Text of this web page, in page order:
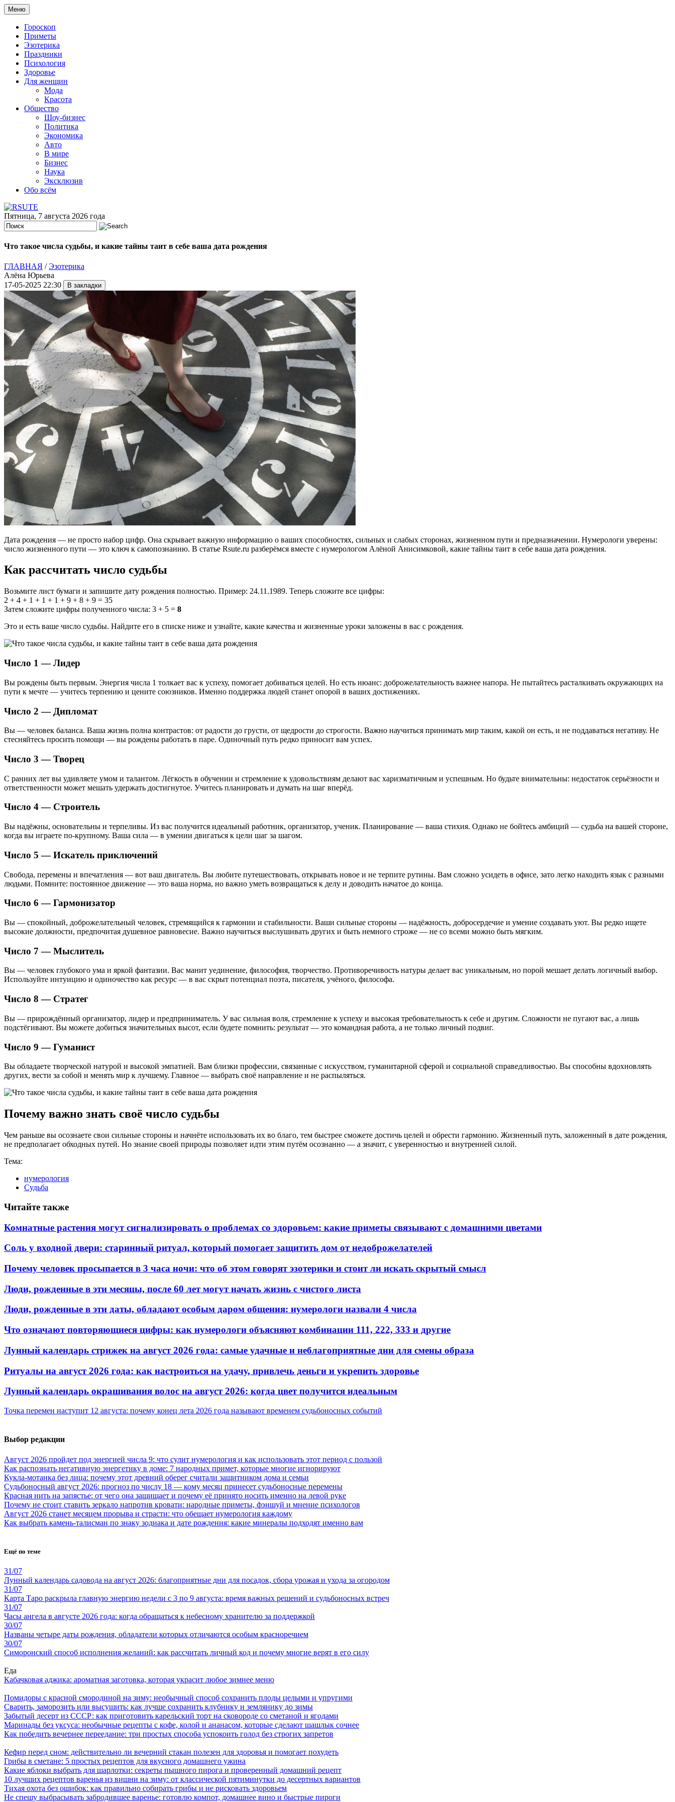
Меню
Гороскоп
Приметы
Эзотерика
Праздники
Психология
Здоровье
Для женщин
Мода
Красота
Общество
Шоу-бизнес
Политика
Экономика
Авто
В мире
Бизнес
Наука
Эксклюзив
Обо всём
Пятница, 7 августа 2026 года
Что такое числа судьбы, и какие тайны таит в себе ваша дата рождения
ГЛАВНАЯ /Эзотерика
Алёна Юрьева
17-05-2025 22:30
Дата рождения — не просто набор цифр. Она скрывает важную информацию о ваших способностях, сильных и слабых сторонах, жизненном пути и предназначении. Нумерологи уверены:
число жизненного пути — это ключ к самопознанию. В статье Rsute.ru разберёмся вместе с нумерологом Алёной Анисимковой, какие тайны таит в себе ваша дата рождения.
Как рассчитать число судьбы
Возьмите лист бумаги и запишите дату рождения полностью. Пример: 24.11.1989. Теперь сложите все цифры:
2 + 4 + 1 + 1 + 1 + 9 + 8 + 9 = 35
Затем сложите цифры полученного числа: 3 + 5 = 8
Это и есть ваше число судьбы. Найдите его в списке ниже и узнайте, какие качества и жизненные уроки заложены в вас с рождения.
Число 1 — Лидер
Вы рождены быть первым. Энергия числа 1 толкает вас к успеху, помогает добиваться целей. Но есть нюанс: доброжелательность важнее напора. Не пытайтесь расталкивать окружающих на
пути к мечте — учитесь терпению и цените союзников. Именно поддержка людей станет опорой в ваших достижениях.
Число 2 — Дипломат
Вы — человек баланса. Ваша жизнь полна контрастов: от радости до грусти, от щедрости до строгости. Важно научиться принимать мир таким, какой он есть, и не поддаваться негативу. Не
стесняйтесь просить помощи — вы рождены работать в паре. Одиночный путь редко приносит вам успех.
Число 3 — Творец
С ранних лет вы удивляете умом и талантом. Лёгкость в обучении и стремление к удовольствиям делают вас харизматичным и успешным. Но будьте внимательны: недостаток серьёзности и
ответственности может мешать удержать достигнутое. Учитесь планировать и думать на шаг вперёд.
Число 4 — Строитель
Вы надёжны, основательны и терпеливы. Из вас получится идеальный работник, организатор, ученик. Планирование — ваша стихия. Однако не бойтесь амбиций — судьба на вашей стороне,
когда вы играете по-крупному. Ваша сила — в умении двигаться к цели шаг за шагом.
Число 5 — Искатель приключений
Свобода, перемены и впечатления — вот ваш двигатель. Вы любите путешествовать, открывать новое и не терпите рутины. Вам сложно усидеть в офисе, зато легко находить язык с разными
людьми. Помните: постоянное движение — это ваша норма, но важно уметь возвращаться к делу и доводить начатое до конца.
Число 6 — Гармонизатор
Вы — спокойный, доброжелательный человек, стремящийся к гармонии и стабильности. Ваши сильные стороны — надёжность, добросердечие и умение создавать уют. Вы редко ищете
высокие должности, предпочитая душевное равновесие. Важно научиться выслушивать других и быть немного строже — не со всеми можно быть мягким.
Число 7 — Мыслитель
Вы — человек глубокого ума и яркой фантазии. Вас манит уединение, философия, творчество. Противоречивость натуры делает вас уникальным, но порой мешает делать логичный выбор.
Используйте интуицию и одиночество как ресурс — в вас скрыт потенциал поэта, писателя, учёного, философа.
Число 8 — Стратег
Вы — прирождённый организатор, лидер и предприниматель. У вас сильная воля, стремление к успеху и высокая требовательность к себе и другим. Сложности не пугают вас, а лишь
подстёгивают. Вы можете добиться значительных высот, если будете помнить: результат — это командная работа, а не только личный подвиг.
Число 9 — Гуманист
Вы обладаете творческой натурой и высокой эмпатией. Вам близки профессии, связанные с искусством, гуманитарной сферой и социальной справедливостью. Вы способны вдохновлять
других, вести за собой и менять мир к лучшему. Главное — выбрать своё направление и не распыляться.
Почему важно знать своё число судьбы
Чем раньше вы осознаете свои сильные стороны и начнёте использовать их во благо, тем быстрее сможете достичь целей и обрести гармонию. Жизненный путь, заложенный в дате рождения,
не предполагает обходных путей. Но знание своей природы позволяет идти этим путём осознанно — а значит, с уверенностью и внутренней силой.
Тема:
нумерология
Судьба
Читайте также
Комнатные растения могут сигнализировать о проблемах со здоровьем: какие приметы связывают с домашними цветами
Соль у входной двери: старинный ритуал, который помогает защитить дом от недоброжелателей
Почему человек просыпается в 3 часа ночи: что об этом говорят эзотерики и стоит ли искать скрытый смысл
Люди, рожденные в эти месяцы, после 60 лет могут начать жизнь с чистого листа
Люди, рожденные в эти даты, обладают особым даром общения: нумерологи назвали 4 числа
Что означают повторяющиеся цифры: как нумерологи объясняют комбинации 111, 222, 333 и другие
Лунный календарь стрижек на август 2026 года: самые удачные и неблагоприятные дни для смены образа
Ритуалы на август 2026 года: как настроиться на удачу, привлечь деньги и укрепить здоровье
Лунный календарь окрашивания волос на август 2026: когда цвет получится идеальным
Точка перемен наступит 12 августа: почему конец лета 2026 года называют временем судьбоносных событий
Выбор редакции
Август 2026 пройдет под энергией числа 9: что сулит нумерология и как использовать этот период с пользой
Как распознать негативную энергетику в доме: 7 народных примет, которые многие игнорируют
Кукла-мотанка без лица: почему этот древний оберег считали защитником дома и семьи
Судьбоносный август 2026: прогноз по числу 18 — кому месяц принесет судьбоносные перемены
Красная нить на запястье: от чего она защищает и почему её принято носить именно на левой руке
Почему не стоит ставить зеркало напротив кровати: народные приметы, фэншуй и мнение психологов
Август 2026 станет месяцем прорыва и страсти: что обещает нумерология каждому
Как выбрать камень-талисман по знаку зодиака и дате рождения: какие минералы подходят именно вам
Ещё по теме
31/07
Лунный календарь садовода на август 2026: благоприятные дни для посадок, сбора урожая и ухода за огородом
31/07
Карта Таро раскрыла главную энергию недели с 3 по 9 августа: время важных решений и судьбоносных встреч
31/07
Часы ангела в августе 2026 года: когда обращаться к небесному хранителю за поддержкой
30/07
Названы четыре даты рождения, обладатели которых отличаются особым красноречием
30/07
Симоронский способ исполнения желаний: как рассчитать личный код и почему многие верят в его силу
Еда
Кабачковая аджика: ароматная заготовка, которая украсит любое зимнее меню
Помидоры с красной смородиной на зиму: необычный способ сохранить плоды целыми и упругими
Сварить, заморозить или высушить: как лучше сохранить клубнику и землянику до зимы
Забытый десерт из СССР: как приготовить карельский торт на сковороде со сметаной и ягодами
Маринады без уксуса: необычные рецепты с кофе, колой и ананасом, которые сделают шашлык сочнее
Как победить вечернее переедание: три простых способа успокоить голод без строгих запретов
Кефир перед сном: действительно ли вечерний стакан полезен для здоровья и помогает похудеть
Грибы в сметане: 5 простых рецептов для вкусного домашнего ужина
Какие яблоки выбрать для шарлотки: секреты пышного пирога и проверенный домашний рецепт
10 лучших рецептов варенья из вишни на зиму: от классической пятиминутки до десертных вариантов
Тихая охота без ошибок: как правильно собирать грибы и не рисковать здоровьем
Не спешу выбрасывать забродившее варенье: готовлю компот, домашнее вино и быстрые пироги